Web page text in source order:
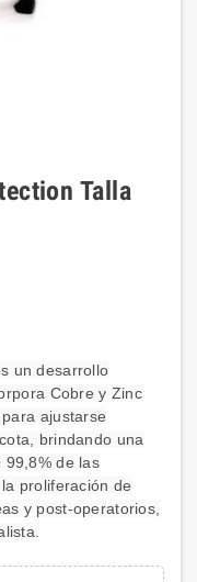
Talla
un desarrollo
Cobre y Zinc
ajustarse
brindando una
99,8% de las
proliferación de
y post-operatorios,